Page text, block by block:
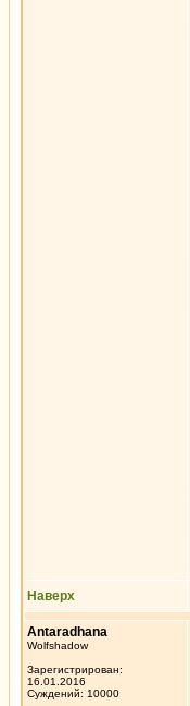
Наверх
Antaradhana
Wolfshadow
Зарегистрирован:
16.01.2016
Суждений: 10000